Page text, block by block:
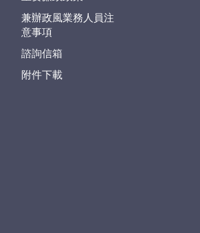
兼辦政風業務人員注
意事項
諮詢信箱
附件下載